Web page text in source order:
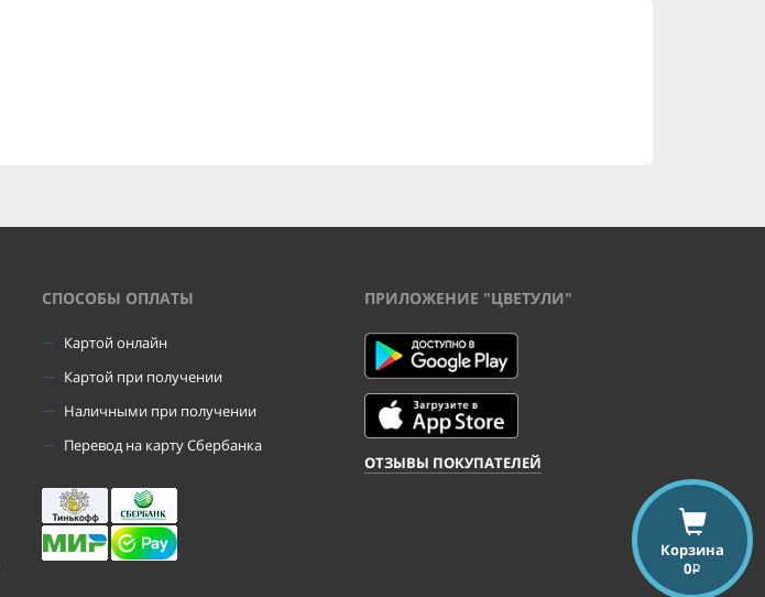
CПОСОБЫ ОПЛАТЫ
Картой онлайн
Картой при получении
Наличными при получении
Перевод на карту Сбербанка
ПРИЛОЖЕНИЕ "ЦВЕТУЛИ"
ОТЗЫВЫ ПОКУПАТЕЛЕЙ
Корзина
0i